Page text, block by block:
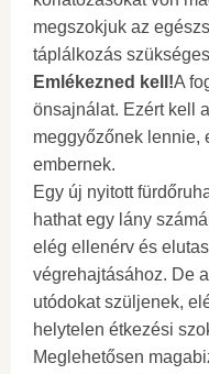
megszokjuk az
táplálkozás
Emlékezned kell!A
önsajnálat. Ezért kell
meggyőzőnek lennie,
embernek.
Egy új nyitott
hathat egy lány
elég ellenérv és
végrehajtásához. De
utódokat szüljenek,
helytelen étkezési
Meglehetősen